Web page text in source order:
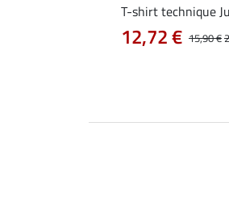
T-shirt technique
15,90 €
12,72 €